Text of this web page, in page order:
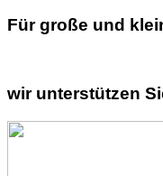
Für große und
wir unterstützen